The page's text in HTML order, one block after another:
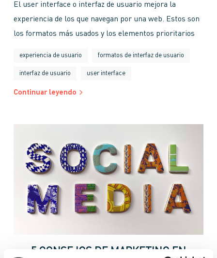
El user interface o interfaz de usuario mejora la
experiencia de los que navegan por una web. Estos son
los formatos más usados y los elementos prioritarios
experiencia de usuario formatos de interfaz de usuario
interfaz de usuario user interface
Continuar leyendo
5 CONSEJOS DE MARKETING EN